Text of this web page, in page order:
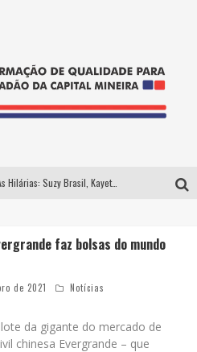
As Hilárias: Suzy Brasil, Kayete e Karoline Absinto retornam a Belo Horizonte para apresentação única no Teatro Sesiminas
Usecorp consolida a 'economia do uso' no B2B brasileiro, vira S.A. e impulsiona expansão com novo fundo estruturado
faz bolsas do mundo
de 2021 Notícias
da gigante do mercado de
chinesa Evergrande – que